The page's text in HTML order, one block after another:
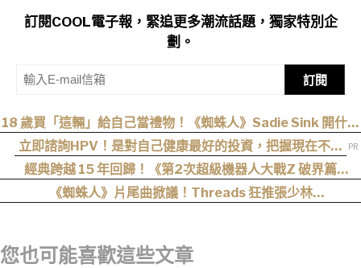
訂閱COOL電子報，緊追更多潮流話題，獨家特別企
劃。
訂閱
18 歲買「這輛」給自己當禮物！《蜘蛛人》Sadie Sink 開什麼
車？
立即諮詢HPV！是對自己健康最好的投資，把握現在不嫌
晚！
經典跨越 15 年回歸！《第2次超級機器人大戰Z 破界篇
Remastered》確定製作，帶你回顧 SRWZ 系列
《蜘蛛人》片尾曲掀議！Threads 狂推張少林
您也可能喜歡這些文章